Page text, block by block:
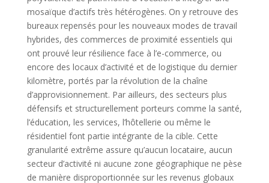
mosaïque d’actifs très hétérogènes. On y retrouve des
bureaux repensés pour les nouveaux modes de travail
hybrides, des commerces de proximité essentiels qui
ont prouvé leur résilience face à l’e-commerce, ou
encore des locaux d’activité et de logistique du dernier
kilomètre, portés par la révolution de la chaîne
d’approvisionnement. Par ailleurs, des secteurs plus
défensifs et structurellement porteurs comme la santé,
l’éducation, les services, l’hôtellerie ou même le
résidentiel font partie intégrante de la cible. Cette
granularité extrême assure qu’aucun locataire, aucun
secteur d’activité ni aucune zone géographique ne pèse
de manière disproportionnée sur les revenus globaux